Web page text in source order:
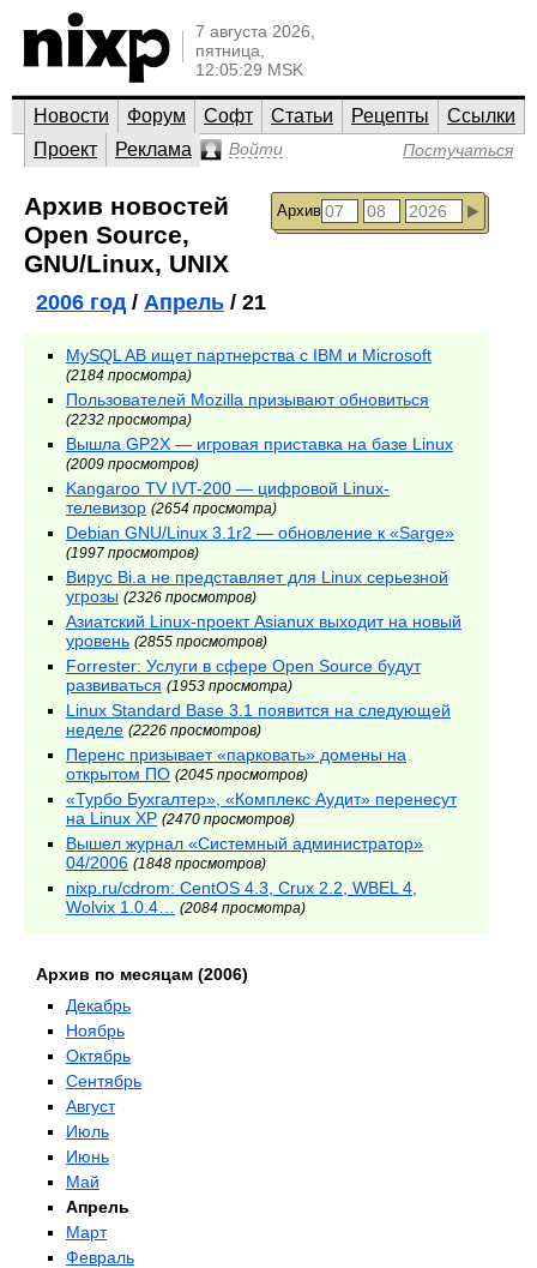
7 августа 2026,
пятница,
12:05:29 MSK
Новости Форум Софт Статьи Рецепты
Ссылки
Проект
Реклама Войти Постучаться
Архив
Архив новостей
Open Source,
GNU/Linux, UNIX
2006 год/ Апрель / 21
MySQL AB ищет партнерства с IBM и Microsoft
(2184 просмотра)
Пользователей Mozilla призывают обновиться
(2232 просмотра)
Вышла GP2X — игровая приставка на базе Linux
(2009 просмотров)
Kangaroo TV IVT-200 — цифровой Linux-
телевизор (2654 просмотра)
Debian GNU/Linux 3.1r2 — обновление к «Sarge»
(1997 просмотров)
Вирус Bi.a не представляет для Linux серьезной
угрозы (2326 просмотров)
Азиатский Linux-проект Asianux выходит на новый
уровень (2855 просмотров)
Forrester: Услуги в сфере Open Source будут
развиваться (1953 просмотра)
Linux Standard Base 3.1 появится на следующей
неделе (2226 просмотров)
Перенс призывает «парковать» домены на
открытом ПО (2045 просмотров)
«Турбо Бухгалтер», «Комплекс Аудит» перенесут
на Linux XP (2470 просмотров)
Вышел журнал «Системный администратор»
04/2006 (1848 просмотров)
nixp.ru/cdrom: CentOS 4.3, Crux 2.2, WBEL 4,
Wolvix 1.0.4…
(2084 просмотра)
Архив по месяцам (2006)
Декабрь
Ноябрь
Октябрь
Сентябрь
Август
Июль
Июнь
Май
Апрель
Март
Февраль